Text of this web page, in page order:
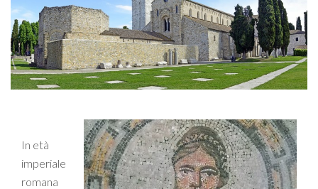
In età
imperiale
romana